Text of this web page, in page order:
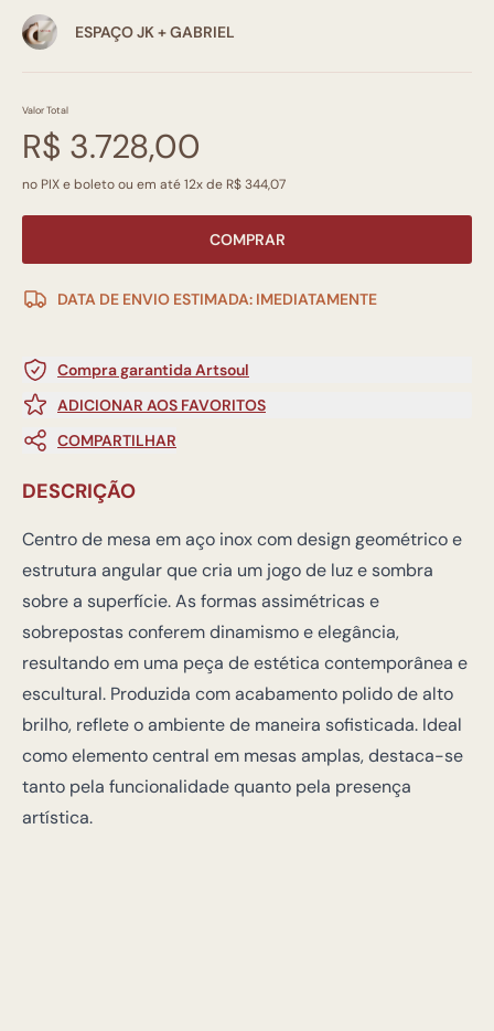
ESPAÇO JK + GABRIEL
Valor Total
R$ 3.728,00
no PIX e boleto ou em até 12x de R$ 344,07
COMPRAR
DATA DE ENVIO ESTIMADA: IMEDIATAMENTE
Compra garantida Artsoul
ADICIONAR AOS FAVORITOS
COMPARTILHAR
DESCRIÇÃO
Centro de mesa em aço inox com design geométrico e
estrutura angular que cria um jogo de luz e sombra
sobre a superfície. As formas assimétricas e
sobrepostas conferem dinamismo e elegância,
resultando em uma peça de estética contemporânea e
escultural. Produzida com acabamento polido de alto
brilho, reflete o ambiente de maneira sofisticada. Ideal
como elemento central em mesas amplas, destaca-se
tanto pela funcionalidade quanto pela presença
artística.